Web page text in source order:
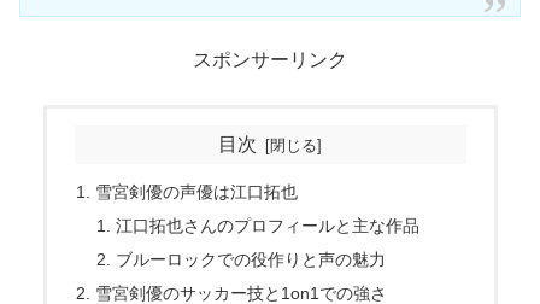
スポンサーリンク
目次
雪宮剣優の声優は江口拓也
江口拓也さんのプロフィールと主な作品
ブルーロックでの役作りと声の魅力
雪宮剣優のサッカー技と1on1での強さ